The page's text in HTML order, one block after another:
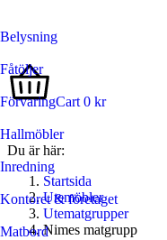
Belysning
Fåtöljer
Förvaring
Hallmöbler
Inredning
Kontoret & företaget
Matbord
Cart 0 kr
Du är här:
Startsida
Utemöbler
Utematgrupper
Nimes matgrupp